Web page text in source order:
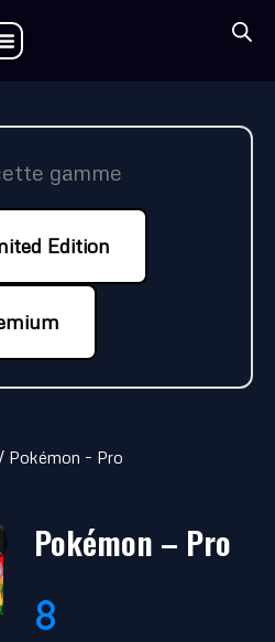
gamme
Edition
/ Pokémon – Pro
Pokémon – Pro
8